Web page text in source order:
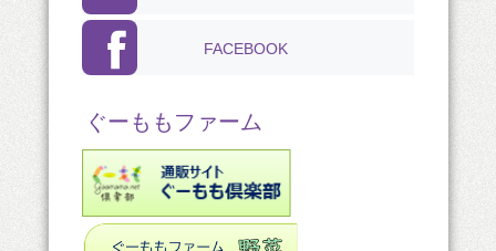
FACEBOOK
ぐーももファーム